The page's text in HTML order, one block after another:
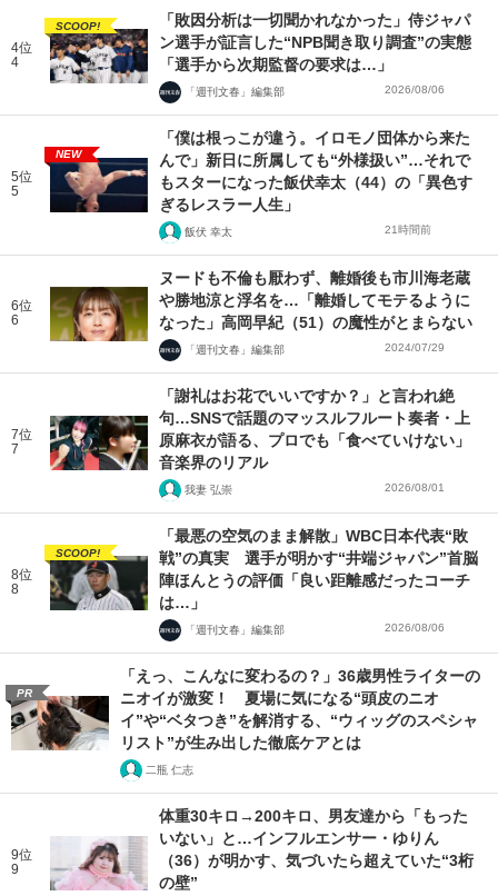
4位
4
SCOOP!
「敗因分析は一切聞かれなかった」侍ジャパ
ン選手が証言した“NPB聞き取り調査”の実態
「選手から次期監督の要求は…」
「週刊文春」編集部 2026/08/06
5位
5
NEW
「僕は根っこが違う。イロモノ団体から来た
んで」新日に所属しても“外様扱い”…それで
もスターになった飯伏幸太（44）の「異色す
ぎるレスラー人生」
飯伏 幸太 21時間前
6位
6
ヌードも不倫も厭わず、離婚後も市川海老蔵
や勝地涼と浮名を…「離婚してモテるように
なった」高岡早紀（51）の魔性がとまらない
「週刊文春」編集部 2024/07/29
7位
7
「謝礼はお花でいいですか？」と言われ絶
句…SNSで話題のマッスルフルート奏者・上
原麻衣が語る、プロでも「食べていけない」
音楽界のリアル
我妻 弘崇 2026/08/01
8位
8
SCOOP!
「最悪の空気のまま解散」WBC日本代表“敗
戦”の真実 選手が明かす“井端ジャパン”首脳
陣ほんとうの評価「良い距離感だったコーチ
は…」
「週刊文春」編集部 2026/08/06
PR
「えっ、こんなに変わるの？」36歳男性ライターの
ニオイが激変！ 夏場に気になる“頭皮のニオ
イ”や“ベタつき”を解消する、“ウィッグのスペシャ
リスト”が生み出した徹底ケアとは
二瓶 仁志
9位
9
体重30キロ→200キロ、男友達から「もった
いない」と…インフルエンサー・ゆりん
（36）が明かす、気づいたら超えていた“3桁
の壁”